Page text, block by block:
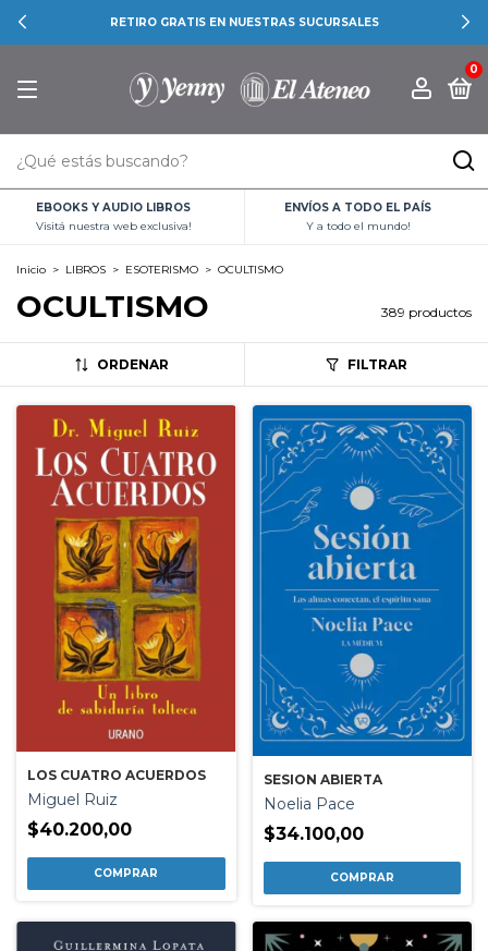
ENVÍO GRATIS PARA COMPRAS SUPERIORES A $40.000
0
EBOOKS Y AUDIO LIBROS
Visitá nuestra web exclusiva!
ENVÍOS A TODO EL PAÍS
Y a todo el mundo!
Inicio > LIBROS > ESOTERISMO > OCULTISMO
OCULTISMO 389 productos
ORDENAR FILTRAR
LOS CUATRO ACUERDOS
Miguel Ruiz
$40.200,00
SESION ABIERTA
Noelia Pace
$34.100,00